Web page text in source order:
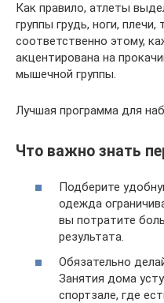
Как правило, атлеты
группы грудь, ноги, плечи,
соответственно этому,
акцентирована на
мышечной группы.
Лучшая программа для
Что важно знать
Подберите
одежда
вы потратите
результата.
Обязательно
Занятия дома
спортзале, где